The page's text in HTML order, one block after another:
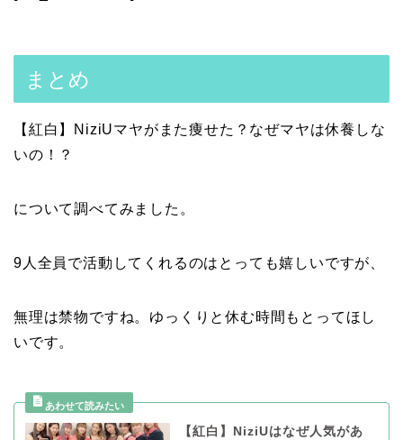
まとめ
【紅白】NiziUマヤがまた痩せた？なぜマヤは休養しな
いの！？
について調べてみました。
9人全員で活動してくれるのはとっても嬉しいですが、
無理は禁物ですね。ゆっくりと休む時間もとってほし
いです。
【紅白】NiziUはなぜ人気があ